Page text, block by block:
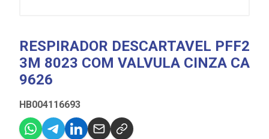
RESPIRADOR DESCARTAVEL PFF2
3M 8023 COM VALVULA CINZA CA
9626
HB004116693